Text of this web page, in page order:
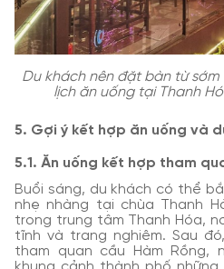
Du khách nên đặt bàn từ
lịch ăn uống tại Thanh
5. Gợi ý kết hợp ăn uống và
5.1. Ăn uống kết hợp tham
Buổi sáng, du khách có thể
nhẹ nhàng tại chùa Thanh
trong trung tâm Thanh Hóa,
tĩnh và trang nghiêm. Sau
tham quan cầu Hàm Rồng,